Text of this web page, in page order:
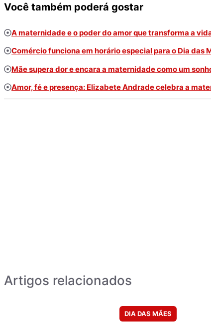
Você também poderá gostar
A maternidade e o poder do amor que transforma a
Comércio funciona em horário especial para o Dia das
Mãe supera dor e encara a maternidade como um
Amor, fé e presença: Elizabete Andrade celebra a
Artigos relacionados
DIA DAS MÃES